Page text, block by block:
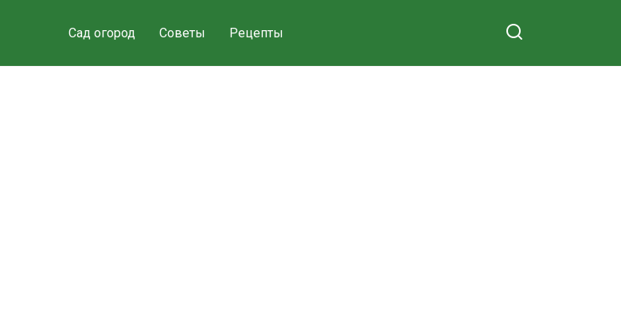
Сад огород Советы Рецепты